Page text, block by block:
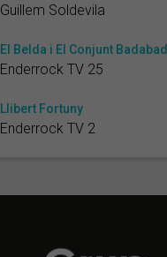
Guillem Soldevila
El Belda i El Conjunt
Enderrock TV 25
Llibert Fortuny
Enderrock TV 2